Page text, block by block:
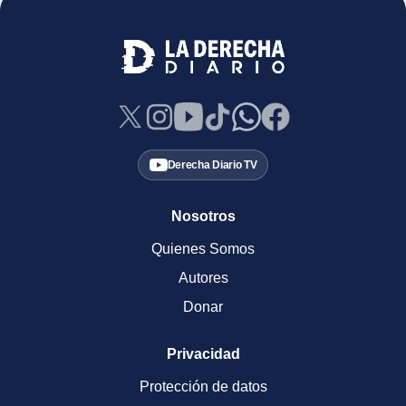
Derecha Diario TV
Nosotros
Quienes Somos
Autores
Donar
Privacidad
Protección de datos